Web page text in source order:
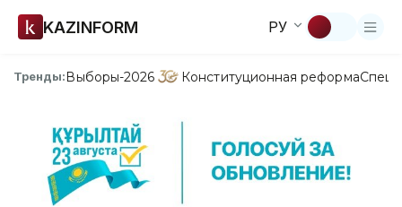
KAZINFORM РУ
Тренды:Выборы-2026 Конституционная реформа